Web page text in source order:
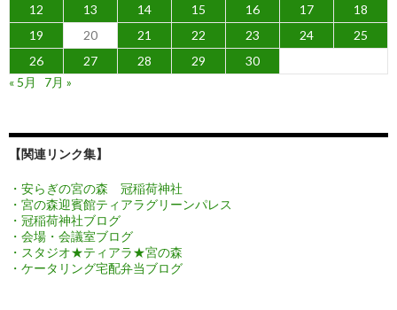
12
13 14 15 16 17
18
19
20 21 22 23 24
25
26
27 28 29
30
« 5月
7月 »
【関連リンク集】
・安らぎの宮の森 冠稲荷神社
・宮の森迎賓館ティアラグリーンパレス
・冠稲荷神社ブログ
・会場・会議室ブログ
・スタジオ★ティアラ★宮の森
・ケータリング宅配弁当ブログ